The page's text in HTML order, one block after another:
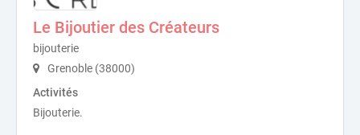
Le Bijoutier des Créateurs
bijouterie
Grenoble (38000)
Activités
Bijouterie.